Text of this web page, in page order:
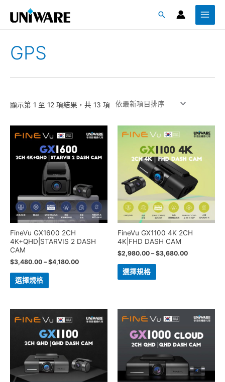
搜
Main
Menu
GPS
顯示第 1 至 12 項結果，共 13 項
FineVu GX1600 2CH
4K+QHD|STARVIS 2 DASH
CAM
$3,480.00 –$4,180.00
選擇規格
FineVu GX1100 4K 2CH
4K|FHD DASH CAM
$2,980.00 –$3,680.00
選擇規格